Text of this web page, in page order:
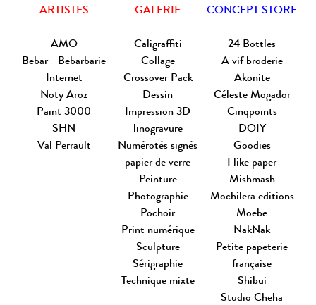
ARTISTES
AMO
Bebar - Bebarbarie
Internet
Noty Aroz
Paint 3000
SHN
Val Perrault
GALERIE
Caligraffiti
Collage
Crossover Pack
Dessin
Impression 3D
linogravure
Numérotés signés
papier de verre
Peinture
Photographie
Pochoir
Print numérique
Sculpture
Sérigraphie
Technique mixte
CONCEPT STORE
24 Bottles
A vif broderie
Akonite
Céleste Mogador
Cinqpoints
DOIY
Goodies
I like paper
Mishmash
Mochilera editions
Moebe
NakNak
Petite papeterie
française
Shibui
Studio Cheha